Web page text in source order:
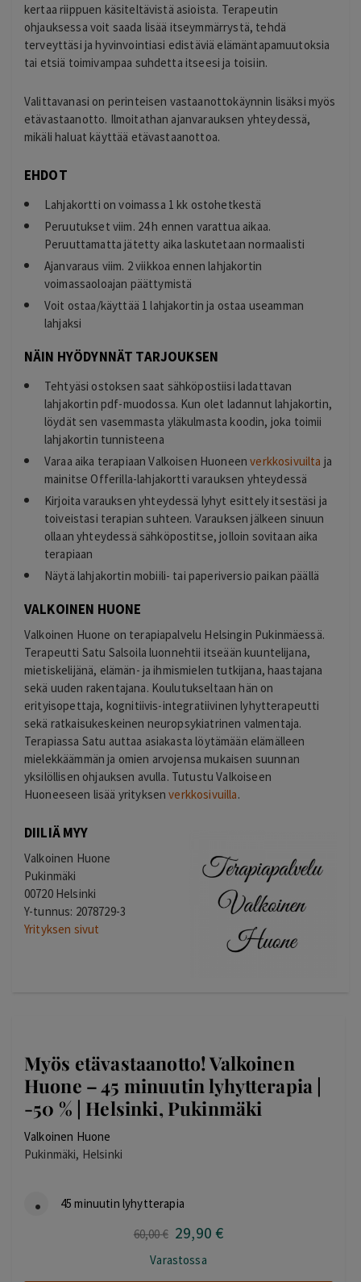
kertaa riippuen käsiteltävistä asioista. Terapeutin
ohjauksessa voit saada lisää itseymmärrystä, tehdä
terveyttäsi ja hyvinvointiasi edistäviä elämäntapamuutoksia
tai etsiä toimivampaa suhdetta itseesi ja toisiin.
Valittavanasi on perinteisen vastaanottokäynnin lisäksi myös
etävastaanotto. Ilmoitathan ajanvarauksen yhteydessä,
mikäli haluat käyttää etävastaanottoa.
EHDOT
Lahjakortti on voimassa 1 kk ostohetkestä
Peruutukset viim. 24 h ennen varattua aikaa.
Peruuttamatta jätetty aika laskutetaan normaalisti
Ajanvaraus viim. 2 viikkoa ennen lahjakortin
voimassaoloajan päättymistä
Voit ostaa/käyttää 1 lahjakortin ja ostaa useamman
lahjaksi
NÄIN HYÖDYNNÄT TARJOUKSEN
Tehtyäsi ostoksen saat sähköpostiisi ladattavan
lahjakortin pdf-muodossa. Kun olet ladannut lahjakortin,
löydät sen vasemmasta yläkulmasta koodin, joka toimii
lahjakortin tunnisteena
Varaa aika terapiaan Valkoisen Huoneenverkkosivuilta ja
mainitse Offerilla-lahjakortti varauksen yhteydessä
Kirjoita varauksen yhteydessä lyhyt esittely itsestäsi ja
toiveistasi terapian suhteen. Varauksen jälkeen sinuun
ollaan yhteydessä sähköpostitse, jolloin sovitaan aika
terapiaan
Näytä lahjakortin mobiili- tai paperiversio paikan päällä
VALKOINEN HUONE
Valkoinen Huone on terapiapalvelu Helsingin Pukinmäessä.
Terapeutti Satu Salsoila luonnehtii itseään kuuntelijana,
mietiskelijänä, elämän- ja ihmismielen tutkijana, haastajana
sekä uuden rakentajana. Koulutukseltaan hän on
erityisopettaja, kognitiivis-integratiivinen lyhytterapeutti
sekä ratkaisukeskeinen neuropsykiatrinen valmentaja.
Terapiassa Satu auttaa asiakasta löytämään elämälleen
mielekkäämmän ja omien arvojensa mukaisen suunnan
yksilöllisen ohjauksen avulla. Tutustu Valkoiseen
Huoneeseen lisää yrityksenverkkosivuilla.
DIILIÄ MYY
Valkoinen Huone
Pukinmäki
00720 Helsinki
Y-tunnus: 2078729-3
Yrityksen sivut
Myös etävastaanotto! Valkoinen
Huone – 45 minuutin lyhytterapia |
-50 % | Helsinki, Pukinmäki
Valkoinen Huone
Pukinmäki, Helsinki
45 minuutin lyhytterapia
60,00€ Alkuperäinen
oli:
29,90 €Nykyinen
Varastossa